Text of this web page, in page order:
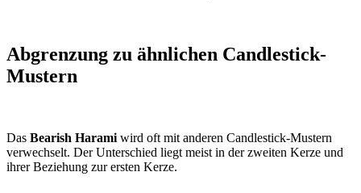
Abgrenzung zu ähnlichen Candlestick-
Mustern
Das Bearish Harami wird oft mit anderen Candlestick-Mustern
verwechselt. Der Unterschied liegt meist in der zweiten Kerze und
ihrer Beziehung zur ersten Kerze.